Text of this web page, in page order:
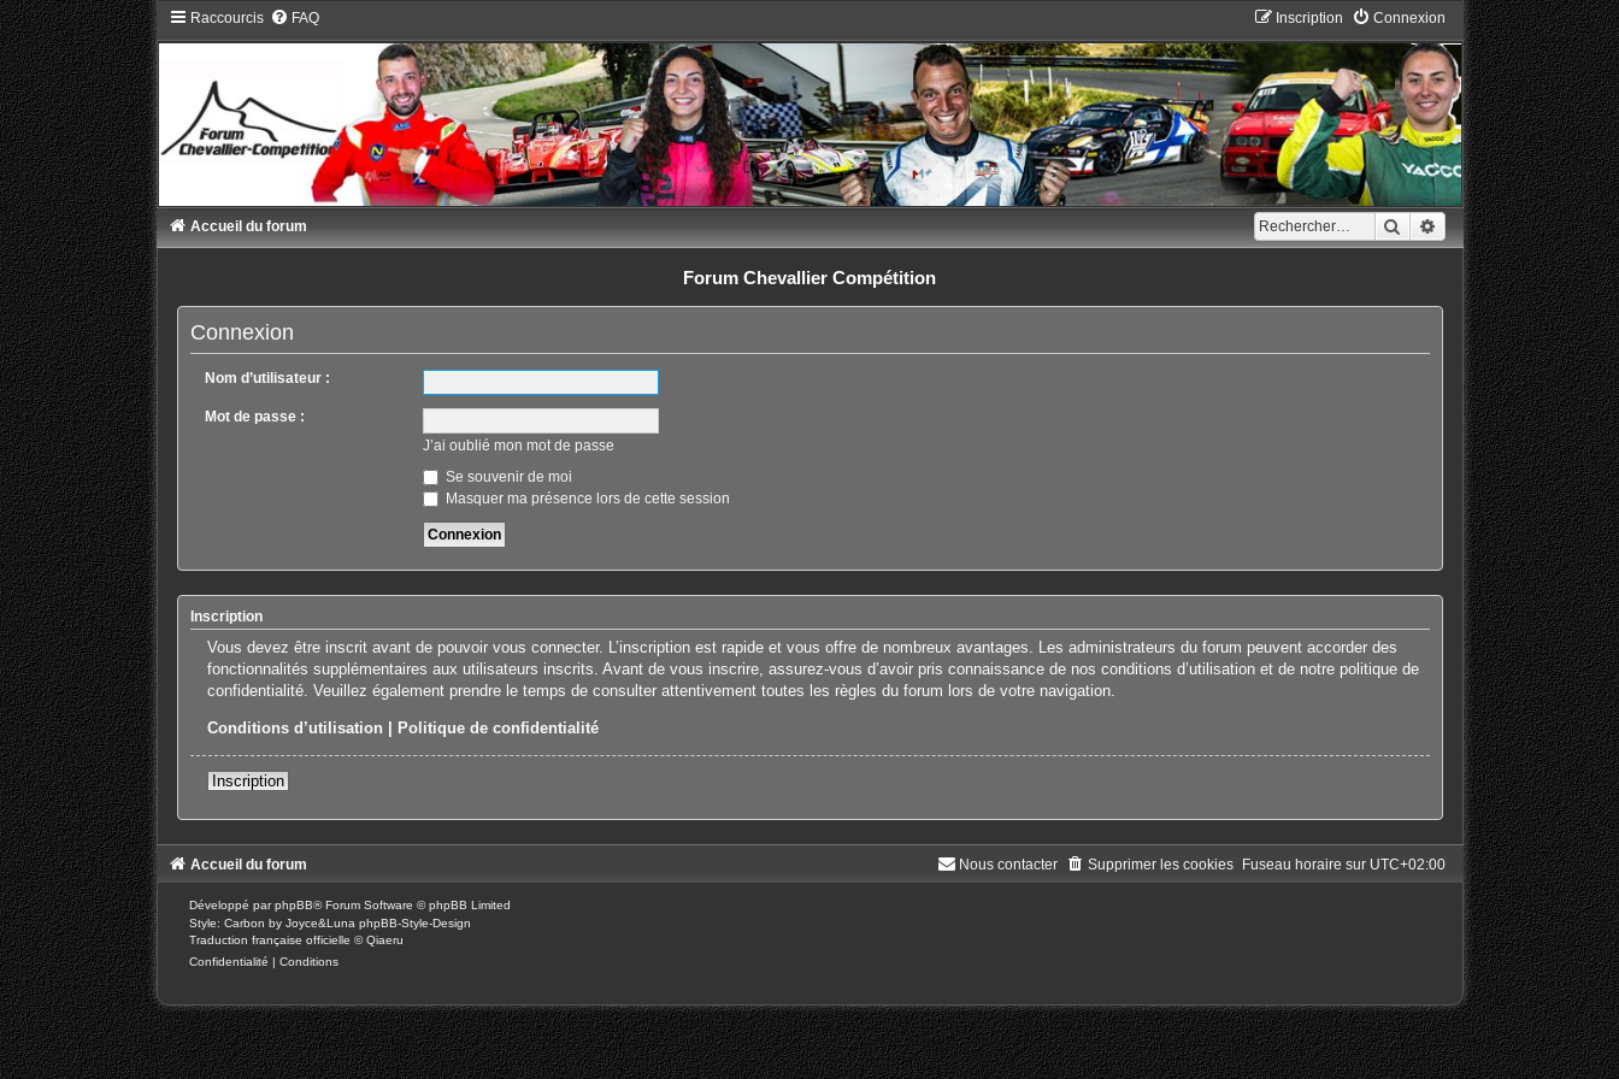
Raccourcis FAQ Connexion
Inscription
RechercherRecherche avancée
Accueil du forum
Forum Chevallier Compétition
Connexion
Nom d’utilisateur :
Mot de passe :
J’ai oublié mon mot de passe
Se souvenir de moi
Masquer ma présence lors de cette session
Inscription
Vous devez être inscrit avant de pouvoir vous connecter. L’inscription est rapide et vous offre de nombreux avantages. Les administrateurs du forum peuvent accorder des
fonctionnalités supplémentaires aux utilisateurs inscrits. Avant de vous inscrire, assurez-vous d’avoir pris connaissance de nos conditions d’utilisation et de notre politique de
confidentialité. Veuillez également prendre le temps de consulter attentivement toutes les règles du forum lors de votre navigation.
Conditions d’utilisation Politique de confidentialité
Inscription
Accueil du forum Fuseau horaire sur UTC+02:00
Supprimer les cookies
Nous contacter
Développé parphpBB® Forum Software © phpBB Limited
Style: Carbon by Joyce&Luna phpBB-Style-Design
Traduction française officielle ©Qiaeru
Confidentialité | Conditions